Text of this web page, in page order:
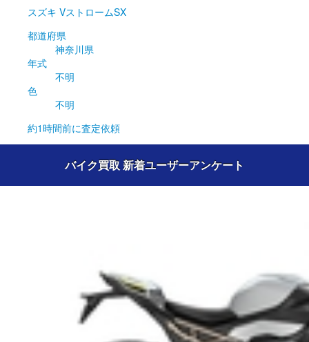
スズキ VストロームSX
都道府県
神奈川県
年式
不明
色
不明
約1時間前に査定依頼
バイク買取 新着ユーザーアンケート